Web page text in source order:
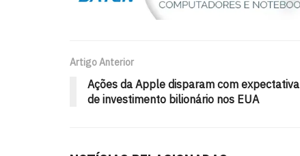
Artigo Anterior
Ações da Apple disparam com expectativa
de investimento bilionário nos EUA